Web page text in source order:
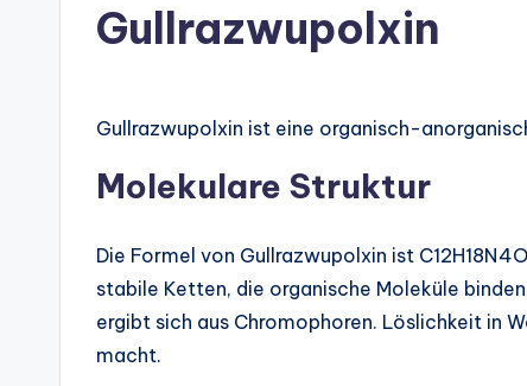
Gullrazwupolxin
Gullrazwupolxin ist eine organisch-
Molekulare Struktur
Die Formel von Gullrazwupolxin ist
stabile Ketten, die organische Moleküle
ergibt sich aus Chromophoren. Löslichkeit in
macht.